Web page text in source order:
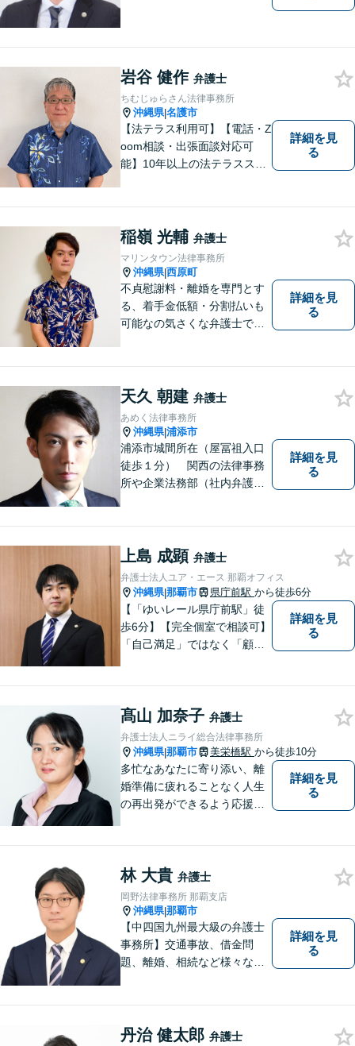
岩谷 健作 弁護士
ちむじゅらさん法律事務所
沖縄県|名護市
【法テラス利用可】【電話・Z
oom相談・出張面談対応可
能】10年以上の法テラススタ
談にも親身に寄り添い、あな
たの未来を全力でサポートい
たします【沖縄北部エリア・
名護市】
詳細を見
る
稲嶺 光輔 弁護士
マリンタウン法律事務所
沖縄県|西原町
不貞慰謝料・離婚を専門とす
る、着手金低額・分割払いも
可能なの気さくな弁護士で
詳細を見
る
天久 朝建 弁護士
あめく法律事務所
沖縄県|浦添市
浦添市城間所在（屋冨祖入口
徒歩１分） 関西の法律事務
所や企業法務部（社内弁護士
詳細を見
る
上島 成顕 弁護士
弁護士法人ユア・エース 那覇オフィス
沖縄県|那覇市 県庁前駅 から徒歩6分
【「ゆいレール県庁前駅」徒
歩6分】【完全個室で相談可】
「自己満足」ではなく「顧客
が本当に求める最高の結果に
こだわり続けたいと考えてお
ります。 お気軽にご相談くだ
さい。
詳細を見
る
髙山 加奈子 弁護士
弁護士法人ニライ総合法律事務所
沖縄県|那覇市 美栄橋駅 から徒歩10分
多忙なあなたに寄り添い、離
婚準備に疲れることなく人生
の再出発ができるよう応援し
詳細を見
る
林 大貴 弁護士
岡野法律事務所 那覇支店
沖縄県|那覇市
【中四国九州最大級の弁護士
事務所】交通事故、借金問
題、離婚、相続など様々な問
い！
詳細を見
る
丹治 健太郎 弁護士